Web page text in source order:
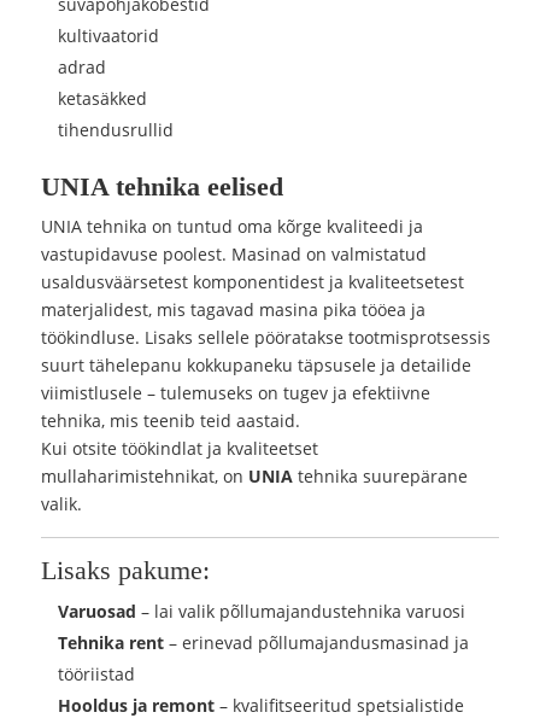
kultivaatorid
adrad
ketasäkked
tihendusrullid
UNIA tehnika eelised
UNIA tehnika on tuntud oma kõrge kvaliteedi ja
vastupidavuse poolest. Masinad on valmistatud
usaldusväärsetest komponentidest ja kvaliteetsetest
materjalidest, mis tagavad masina pika tööea ja
töökindluse. Lisaks sellele pööratakse tootmisprotsessis
suurt tähelepanu kokkupaneku täpsusele ja detailide
viimistlusele – tulemuseks on tugev ja efektiivne
tehnika, mis teenib teid aastaid.
Kui otsite töökindlat ja kvaliteetset
mullaharimistehnikat, on UNIA tehnika suurepärane
valik.
Lisaks pakume:
Varuosad – lai valik põllumajandustehnika varuosi
Tehnika rent – erinevad põllumajandusmasinad ja
tööriistad
Hooldus ja remont – kvalifitseeritud spetsialistide